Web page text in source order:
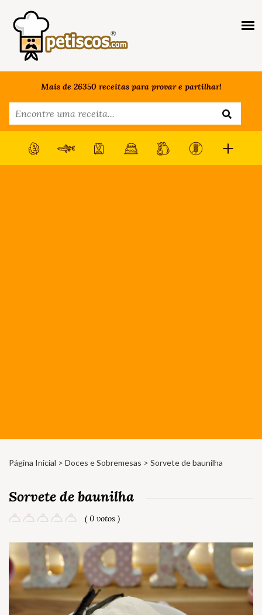
Mais de 26350 receitas para provar e partilhar!
Página Inicial > Doces e Sobremesas > Sorvete de baunilha
Sorvete de baunilha
( 0 votos )